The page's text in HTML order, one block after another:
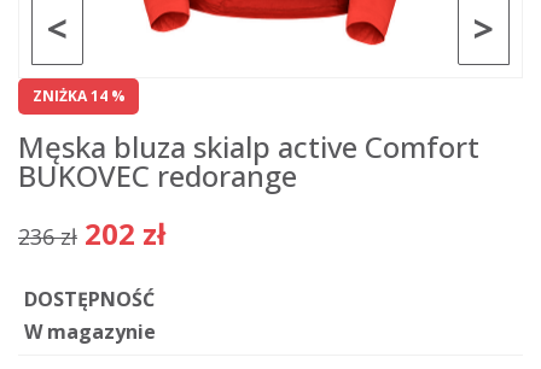
>
<
ZNIŻKA 14 %
Męska bluza skialp active Comfort
BUKOVEC redorange
236 zł 202 zł
DOSTĘPNOŚĆ
W magazynie